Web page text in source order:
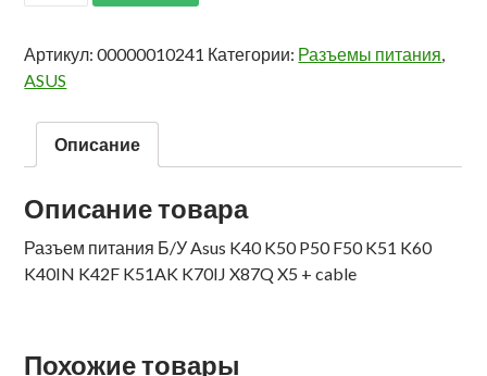
Артикул:00000010241 Категории: Разъемы питания,
ASUS
Описание
Описание товара
Разъем питания Б/У Asus K40 K50 P50 F50 K51 K60
K40IN K42F K51AK K70IJ X87Q X5 + cable
Похожие товары